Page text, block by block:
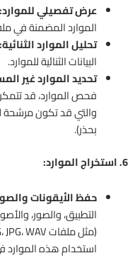
عرض تفصيلي للموارد:
الموارد المضمنة في
تحليل الموارد الثنائية:
البيانات الثنائية للموارد.
تحديد الموارد غير
فحص الموارد، قد
والتي قد تكون مرشحة
بحذر).
6. استخراج الموارد:
حفظ الأيقونات
التطبيق، والصور،
استخدام هذه الموارد